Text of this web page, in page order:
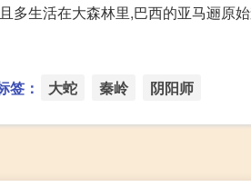
多生活在大森林里,巴西的亚马逦原
签： 大蛇 秦岭 阴阳师